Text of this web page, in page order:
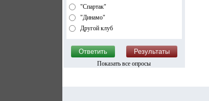
"Спартак"
"Динамо"
Другой клуб
Показать все опросы